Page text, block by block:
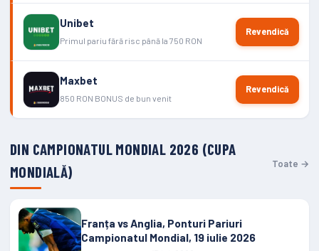
Unibet
Primul pariu fără risc până la 750 RON
Revendică
Maxbet
850 RON BONUS de bun venit
Revendică
DIN CAMPIONATUL MONDIAL 2026 (CUPA
MONDIALĂ)
Toate →
Franța vs Anglia, Ponturi Pariuri
Campionatul Mondial, 19 iulie 2026